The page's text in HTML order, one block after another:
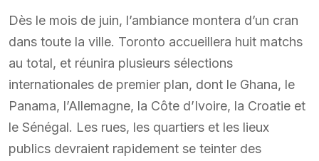
Dès le mois de juin, l’ambiance montera d’un cran
dans toute la ville. Toronto accueillera huit matchs
au total, et réunira plusieurs sélections
internationales de premier plan, dont le Ghana, le
Panama, l’Allemagne, la Côte d’Ivoire, la Croatie et
le Sénégal. Les rues, les quartiers et les lieux
publics devraient rapidement se teinter des